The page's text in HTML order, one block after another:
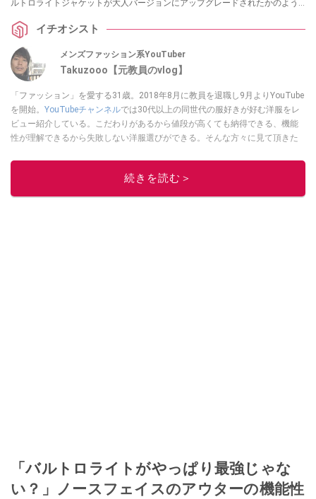
ルトロライトジャケットが大人バージョンにアップグレードされたかのよう
イチオシスト
メンズファッション系YouTuber
Takuzooo【元教員のvlog】
「ファッション」を愛する31歳。2018年8月に教員を退職し9月よりYouTube
を開始。 YouTubeチャンネルでは30代以上の同世代の服好きが好む洋服をレ
ビュー紹介している。こだわりがあるから値段が高くても納得できる、機能
性が理解できるから失敗しない洋服選びができる。そんな方々に見て頂きた
このイチオシストの他の記事を読む
続きを読む＞
「バルトロライトがやっぱり最強じゃな
い？」ノースフェイスのアウターの機能性